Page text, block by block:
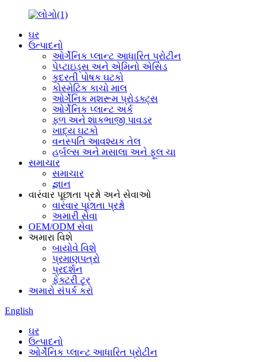
ઘર
ઉત્પાદનો
ઓર્ગેનિક પ્લાન્ટ આધારિત પ્રોટીન
પેપ્ટાઇડ્સ અને એમિનો એસિડ
કુદરતી પોષક ઘટકો
કોસ્મેટિક કાચો માલ
ઓર્ગેનિક મશરૂમ પ્રોડક્ટ્સ
ઓર્ગેનિક પ્લાન્ટ અર્ક
ફળ અને શાકભાજી પાવડર
ખાદ્ય ઘટકો
વનસ્પતિ આવશ્યક તેલ
હર્બલ્સ અને મસાલા અને ફૂલ ચા
સમાચાર
સમાચાર
જ્ઞાન
વારંવાર પૂછાતા પ્રશ્નો અને સેવાઓ
વારંવાર પૂછાતા પ્રશ્નો
અમારી સેવા
OEM/ODM સેવા
અમારા વિશે
બાયોવે વિશે
પ્રમાણપત્રો
પ્રદર્શન
ફેક્ટરી ટૂર
અમારો સંપર્ક કરો
English
ઘર
ઉત્પાદનો
ઓર્ગેનિક પ્લાન્ટ આધારિત પ્રોટીન